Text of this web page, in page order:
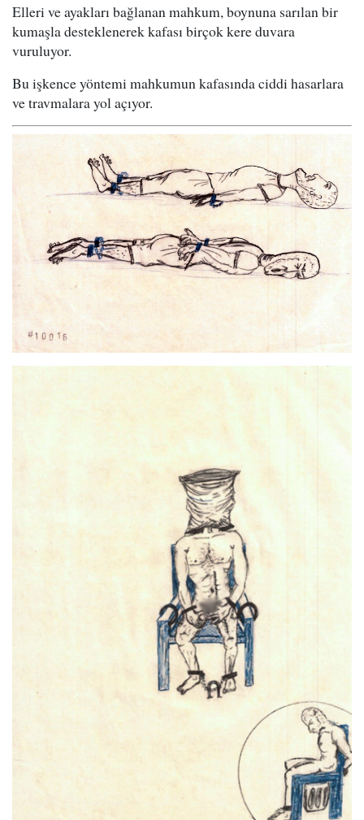
Elleri ve ayakları bağlanan mahkum, boynuna sarılan bir
kumaşla desteklenerek kafası birçok kere duvara
vuruluyor.
Bu işkence yöntemi mahkumun kafasında ciddi hasarlara
ve travmalara yol açıyor.